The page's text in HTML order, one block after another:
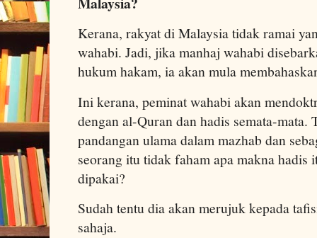
Kerana, rakyat di Malaysia tidak ramai
wahabi. Jadi, jika manhaj wahabi
hukum hakam, ia akan mula
Ini kerana, peminat wahabi akan
dengan al-Quran dan hadis semata-mata.
pandangan ulama dalam mazhab dan
seorang itu tidak faham apa makna hadis
dipakai?
Sudah tentu dia akan merujuk kepada
sahaja.